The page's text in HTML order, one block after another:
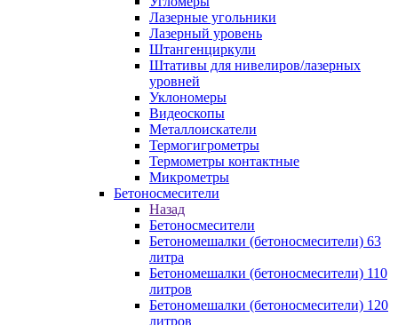
Лазерные угольники
Лазерный уровень
Штангенциркули
Штативы для нивелиров/лазерных
уровней
Уклономеры
Видеоскопы
Металлоискатели
Термогигрометры
Термометры контактные
Микрометры
Бетоносмесители
Назад
Бетоносмесители
Бетономешалки (бетоносмесители) 63
литра
Бетономешалки (бетоносмесители) 110
литров
Бетономешалки (бетоносмесители) 120
литров